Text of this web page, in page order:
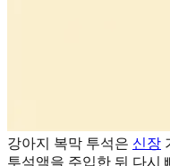
강아지 복막 투석은 신장
투석액을 주입한 뒤 다시